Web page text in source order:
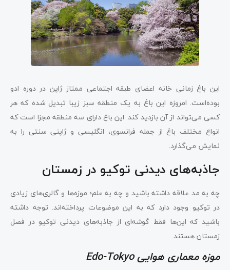
این باغ زمانی خانه اعضای طبقه اجتماعی ممتاز ژاپن در دوره ادو
بوده‌است. امروزه این باغ به یک منطقه سبز زیبا تبدیل شده که هر
کسی می‌تواند از آن بازدید کند. این باغ دارای سه منطقه مجزا است که
انواع مختلف باغ از جمله فرانسوی، انگلیسی و ژاپنی سنتی را به
نمایش می‌گذارد.
جاذبه‌های دیدنی توکیو در زمستان
چه به مد علاقه داشته باشید و چه به علم؛ موزه‌ها و گالری‌های زیادی
در توکیو وجود دارد که به این موضوعات پرداخته‌اند. توجه داشته
باشید که این‌ها فقط گوشه‌ای از جاذبه‌های دیدنی توکیو در فصل
زمستان هستند.
موزه معماری هوایی Edo-Tokyo